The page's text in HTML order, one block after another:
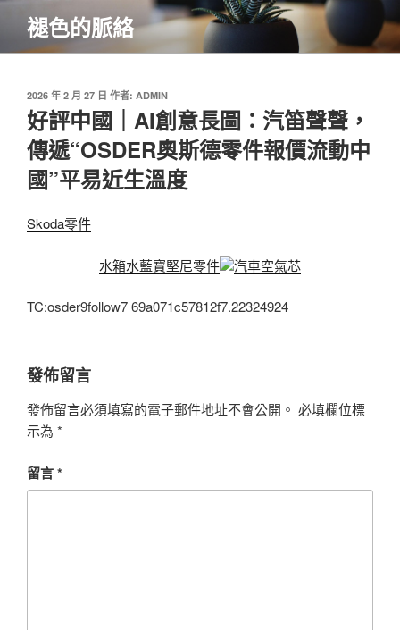
主
褪色的脈絡
發
佈
於
2026 年 2 月 27 日 作者: ADMIN
好評中國｜AI創意長圖：汽笛聲聲，
傳遞“OSDER奧斯德零件報價流動中
國”平易近生溫度
Skoda零件
水箱水藍寶堅尼零件 汽車空氣芯
TC:osder9follow7 69a071c57812f7.22324924
發佈留言
發佈留言必須填寫的電子郵件地址不會公開。 必填欄位標
示為 *
留言*